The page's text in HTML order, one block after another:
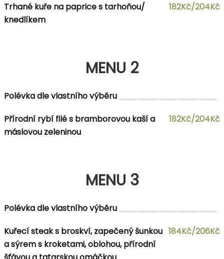
Trhané kuře na paprice s tarhoňou/
knedlíkem
182Kč/204Kč
MENU 2
Polévka dle vlastního výběru
Přírodní rybí filé s bramborovou kaší a
máslovou zeleninou
182Kč/204Kč
MENU 3
Polévka dle vlastního výběru
Kuřecí steak s broskví, zapečený šunkou
a sýrem s kroketami, oblohou, přírodní
184Kč/206Kč